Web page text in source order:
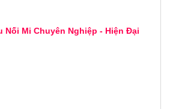
Nối Mi Chuyên Nghiệp - Hiện Đại